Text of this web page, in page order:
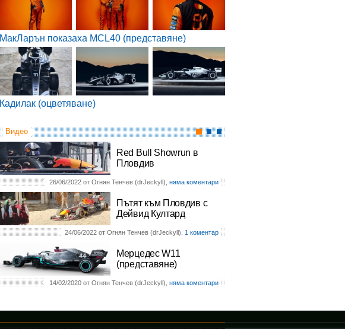
МакЛарън показаха MCL40 (представяне)
Кадилак (оцветяване)
Видео
Red Bull Showrun в
Пловдив
26/06/2022 от Огнян Тенчев (drJeckyll), няма коментари
Пътят към Пловдив с
Дейвид Култард
24/06/2022 от Огнян Тенчев (drJeckyll), 1 коментар
Мерцедес W11
(представяне)
14/02/2020 от Огнян Тенчев (drJeckyll), няма коментари